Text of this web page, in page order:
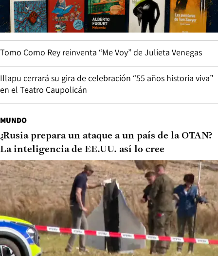
Tomo Como Rey reinventa “Me Voy” de Julieta Venegas
Illapu cerrará su gira de celebración “55 años historia viva”
en el Teatro Caupolicán
MUNDO
¿Rusia prepara un ataque a un país de la OTAN?
La inteligencia de EE.UU. así lo cree